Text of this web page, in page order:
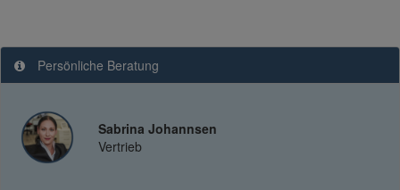
Persönliche Beratung
Sabrina Johannsen
Vertrieb